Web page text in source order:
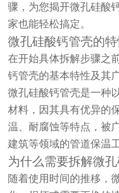
骤，为您揭开微孔硅酸
家也能轻松搞定。
微孔硅酸钙管壳的
在开始具体拆解步骤之
钙管壳的基本特性及其
微孔硅酸钙管壳是一种
材料，因其具有优异的
温、耐腐蚀等特点，被
建筑等领域的管道保温
为什么需要拆解微
随着使用时间的推移，